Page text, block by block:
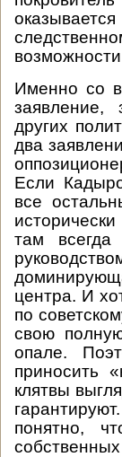
Именно со
заявление,
других
два
Если
все
там
центра. И
по
свою
опале.
приносить
клятвы
понятно,